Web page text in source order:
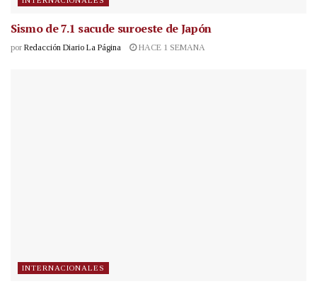
Sismo de 7.1 sacude suroeste de Japón
por Redacción Diario La Página HACE 1 SEMANA
INTERNACIONALES